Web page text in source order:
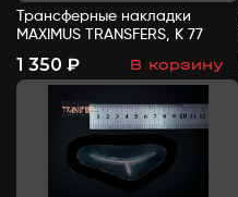
Трансферные накладки
MAXIMUS TRANSFERS, К 77
1 350 ₽ В корзину
- +